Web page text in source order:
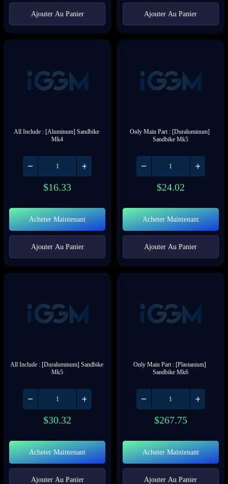
Ajouter Au Panier Ajouter Au Panier
All Include : [Aluminum] Sandbike
Mk4
$16.33
Acheter Maintenant
Ajouter Au Panier
Only Main Part : [Duraluminum]
Sandbike Mk5
$24.02
Acheter Maintenant
Ajouter Au Panier
All Include : [Duraluminum] Sandbike
Mk5
$30.32
Acheter Maintenant
Ajouter Au Panier
Only Main Part : [Plastanium]
Sandbike Mk6
$267.75
Acheter Maintenant
Ajouter Au Panier